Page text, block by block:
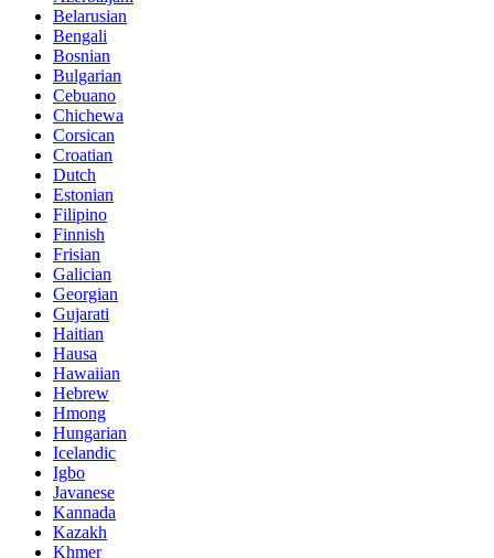
Belarusian
Bengali
Bosnian
Bulgarian
Cebuano
Chichewa
Corsican
Croatian
Dutch
Estonian
Filipino
Finnish
Frisian
Galician
Georgian
Gujarati
Haitian
Hausa
Hawaiian
Hebrew
Hmong
Hungarian
Icelandic
Igbo
Javanese
Kannada
Kazakh
Khmer